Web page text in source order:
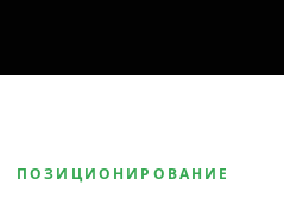
ПОЗИЦИОНИРОВАНИЕ